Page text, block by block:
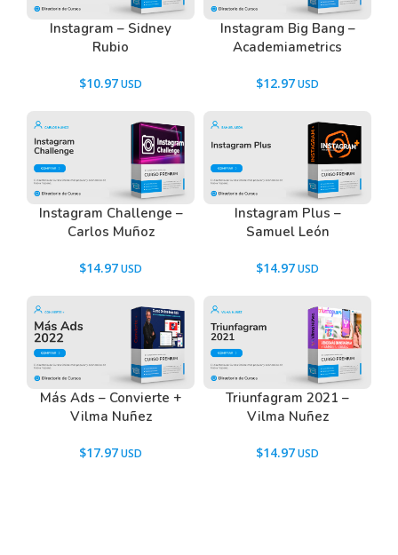
Instagram – Sidney
Rubio
$10.97
Instagram Big Bang –
Academiametrics
$12.97
Instagram Challenge –
Carlos Muñoz
$14.97
Instagram Plus –
Samuel León
$14.97
Más Ads – Convierte +
Vilma Nuñez
$17.97
Triunfagram 2021 –
Vilma Nuñez
$14.97